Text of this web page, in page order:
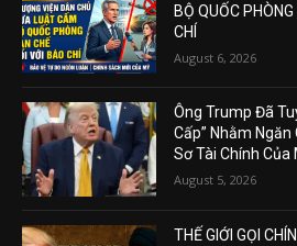
BỘ QUỐC
CHÍ
August 6, 2026
Ông Trump Đã
Cấp” Nhằm Ngăn
Sơ Tài Chính Của
August 5, 2026
THẾ GIỚI GỌI